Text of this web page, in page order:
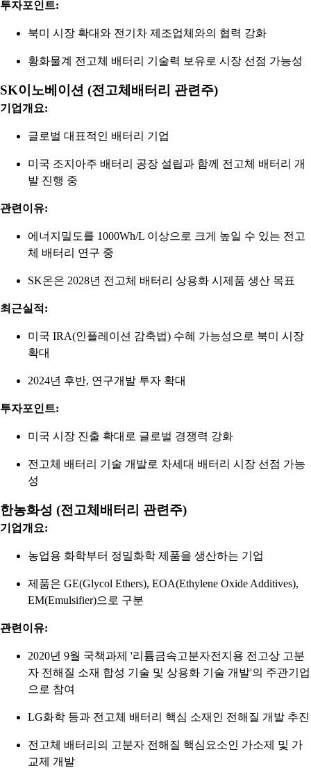
투자포인트:
북미 시장 확대와 전기차 제조업체와의 협력 강화
황화물계 전고체 배터리 기술력 보유로 시장 선점 가능성
SK이노베이션 (전고체배터리 관련주)
기업개요:
글로벌 대표적인 배터리 기업
미국 조지아주 배터리 공장 설립과 함께 전고체 배터리 개
발 진행 중
관련이유:
에너지밀도를 1000Wh/L 이상으로 크게 높일 수 있는 전고
체 배터리 연구 중
SK온은 2028년 전고체 배터리 상용화 시제품 생산 목표
최근실적:
미국 IRA(인플레이션 감축법) 수혜 가능성으로 북미 시장
확대
2024년 후반, 연구개발 투자 확대
투자포인트:
미국 시장 진출 확대로 글로벌 경쟁력 강화
전고체 배터리 기술 개발로 차세대 배터리 시장 선점 가능
성
한농화성 (전고체배터리 관련주)
기업개요:
농업용 화학부터 정밀화학 제품을 생산하는 기업
제품은 GE(Glycol Ethers), EOA(Ethylene Oxide Additives),
EM(Emulsifier)으로 구분
관련이유:
2020년 9월 국책과제 '리튬금속고분자전지용 전고상 고분
자 전해질 소재 합성 기술 및 상용화 기술 개발'의 주관기업
으로 참여
LG화학 등과 전고체 배터리 핵심 소재인 전해질 개발 추진
전고체 배터리의 고분자 전해질 핵심요소인 가소제 및 가
교제 개발